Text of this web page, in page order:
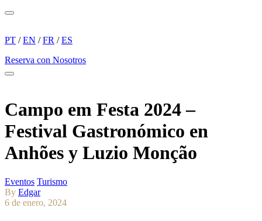
Menu
PT /EN /FR /ES
Reserva con Nosotros
Menu
Campo em Festa 2024 –
Festival Gastronómico en
Anhões y Luzio Monção
Eventos Turismo
By Edgar
6 de enero, 2024